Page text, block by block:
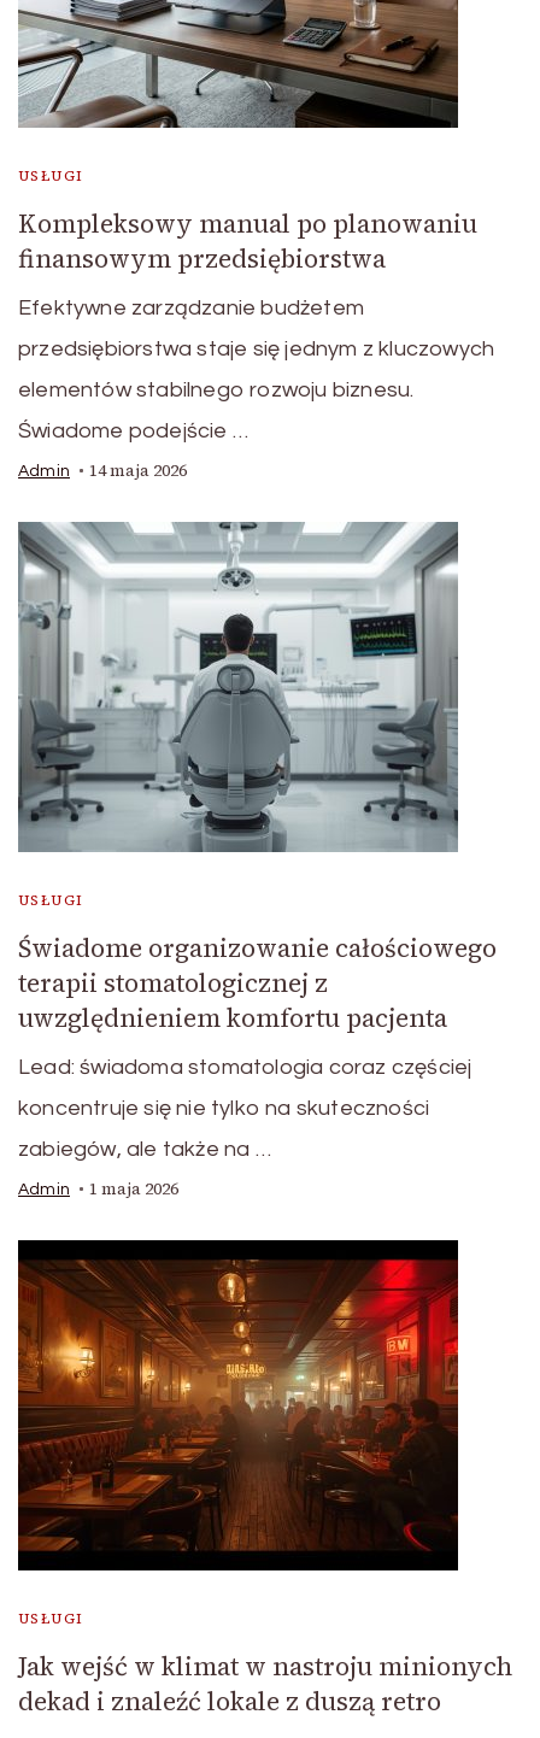
USŁUGI
Kompleksowy manual po planowaniu
finansowym przedsiębiorstwa
Efektywne zarządzanie budżetem
przedsiębiorstwa staje się jednym z kluczowych
elementów stabilnego rozwoju biznesu.
Świadome podejście …
Admin 14 maja 2026
USŁUGI
Świadome organizowanie całościowego
terapii stomatologicznej z
uwzględnieniem komfortu pacjenta
Lead: świadoma stomatologia coraz częściej
koncentruje się nie tylko na skuteczności
zabiegów, ale także na …
Admin 1 maja 2026
USŁUGI
Jak wejść w klimat w nastroju minionych
dekad i znaleźć lokale z duszą retro